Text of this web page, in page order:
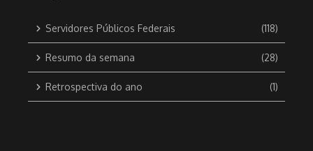
Servidores Públicos Federais (118)
Resumo da semana (28)
Retrospectiva do ano (1)